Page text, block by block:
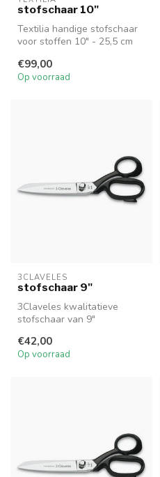
stofschaar 10"
Textilia handige stofschaar
voor stoffen 10" - 25,5 cm
€99,00
Op voorraad
3CLAVELES
stofschaar 9"
3Claveles kwalitatieve
stofschaar van 9"
€42,00
Op voorraad